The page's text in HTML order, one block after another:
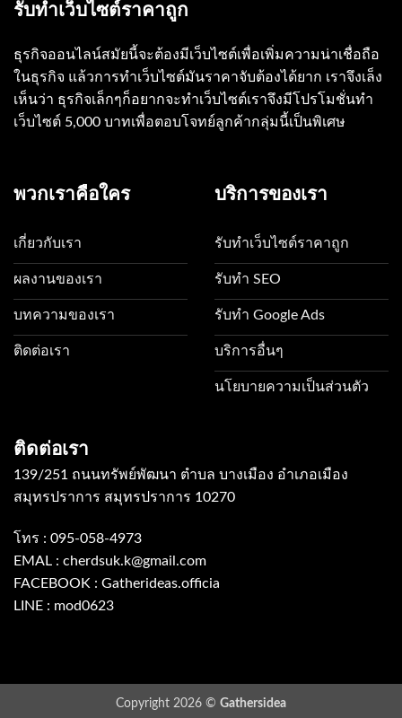
รับทำเว็บไซต์ราคาถูก
ธุรกิจออนไลน์สมัยนี้จะต้องมีเว็บไซต์เพื่อเพิ่มความน่าเชื่อถือ
ในธุรกิจ แล้วการทำเว็บไซต์มันราคาจับต้องได้ยาก เราจึงเล็ง
เห็นว่า ธุรกิจเล็กๆก็อยากจะทำเว็บไซต์เราจึงมีโปรโมชั่นทำ
เว็บไซต์ 5,000 บาทเพื่อตอบโจทย์ลูกค้ากลุ่มนี้เป็นพิเศษ
พวกเราคือใคร
เกี่ยวกับเรา
ผลงานของเรา
บทความของเรา
ติดต่อเรา
บริการของเรา
รับทำเว็บไซต์ราคาถูก
รับทำ SEO
รับทำ Google Ads
บริการอื่นๆ
นโยบายความเป็นส่วนตัว
ติดต่อเรา
139/251 ถนนทรัพย์พัฒนา ตำบล บางเมือง อำเภอเมือง
สมุทรปราการ สมุทรปราการ 10270
โทร : 095-058-4973
EMAL : cherdsuk.k@gmail.com
FACEBOOK : Gatherideas.officia
LINE : mod0623
Copyright 2026 © Gathersidea